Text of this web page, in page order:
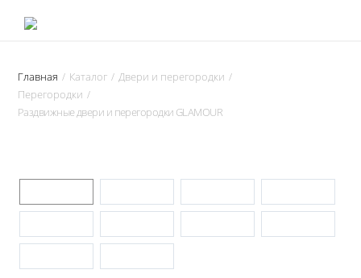
Главная / Каталог / Двери и перегородки /
Перегородки /
Раздвижные двери и перегородки GLAMOUR